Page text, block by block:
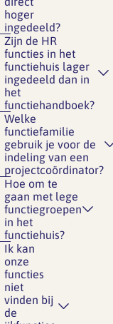
hoger
ingedeeld?
Zijn de HR
functies in het
functiehuis lager
ingedeeld dan in
het
functiehandboek?
Welke
functiefamilie
gebruik je voor de
indeling van een
projectcoördinator?
Hoe om te
gaan met lege
functiegroepen
in het
functiehuis?
Ik kan
onze
functies
niet
vinden bij
de